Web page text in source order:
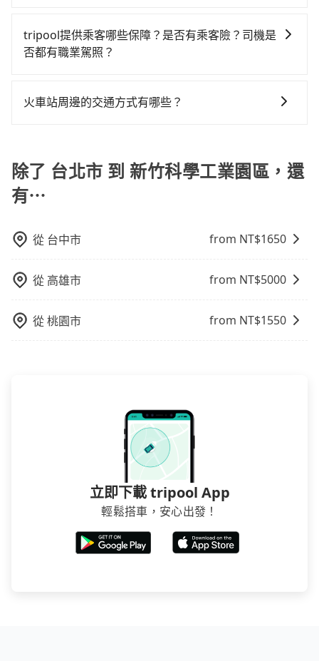
會遇到明明已經預約了時間但上一位用戶卻遲遲尚未歸
還，又或者要還車時卻偏偏找不到停車位，對於急著用
域的限制，實際可停靠的地點與你的上下車地點仍有段
包車：優點是搭乘舒適可以根據自己的需求安排時間和
地點上車較客製化。此外，司機還會提供各種旅遊建議
通塞車時亦會加收延遲費用，一般屬短程接駁為主。 -
tripool提供乘客哪些保障？是否有乘客險？司機是
否都有職業駕照？
查，符合職業駕駛資格的司機入隊服務，所提供之車輛
火車站周邊的交通方式有哪些？
站，相對便宜經濟。 計程車：乘坐計程車到達或離開火
車站，方便快捷但昂貴。 捷運/輕軌：通過捷運或輕軌到
達或離開火車站，快捷便利。 包車：預定包車到達或離
除了 台北市 到 新竹科學工業園區，還
有⋯
從 台中市 from NT$1650
從 高雄市 from NT$5000
從桃園市 from NT$1550
立即下載 tripool App
輕鬆搭車，安心出發！